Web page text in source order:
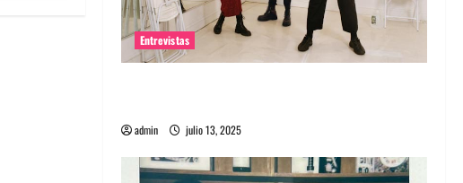
Entrevistas
admin julio 13, 2025